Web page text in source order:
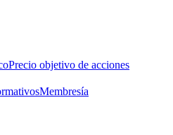
Precio objetivo de acciones
Membresía